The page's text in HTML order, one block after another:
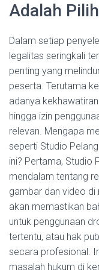
Adalah
Dalam setiap
legalitas seringkali
penting yang
peserta. Terutama
adanya
hingga izin
relevan. Mengapa
seperti Studio
ini? Pertama, Studio
mendalam tentang
gambar dan video di
akan memastikan
untuk penggunaan
tertentu, atau hak
secara profesional.
masalah hukum di